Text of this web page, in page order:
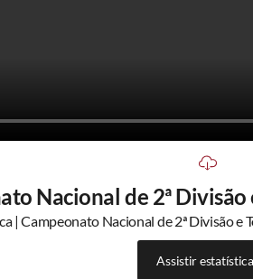
Nacional de 2ª
| Campeonato Nacional de 2ª Divisão e
Assistir